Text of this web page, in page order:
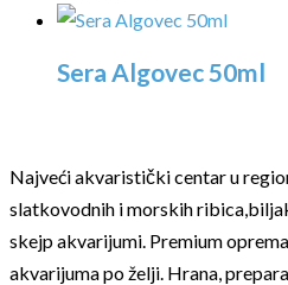
Sera Algovec 50ml
Najveći akvaristički centar u
slatkovodnih i morskih
skejp akvarijumi. Premium
akvarijuma po želji. Hrana,